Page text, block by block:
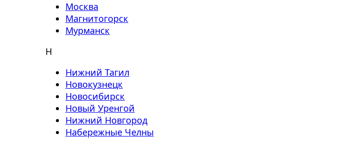
Москва
Магнитогорск
Мурманск
Н
Нижний Тагил
Новокузнецк
Новосибирск
Новый Уренгой
Нижний Новгород
Набережные Челны